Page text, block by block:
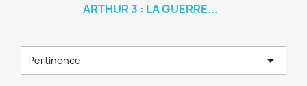
ARTHUR 3 : LA GUERRE...
Pertinence 